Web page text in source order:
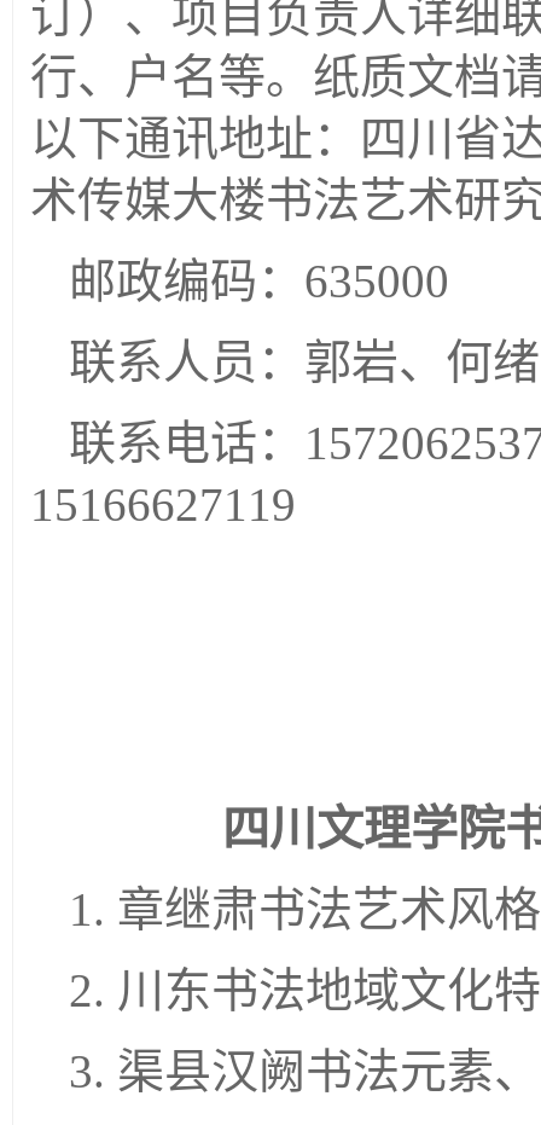
订）、项目负责人详细
行、户名等。纸质文档
以下通讯地址：四川省
术传媒大楼书法艺术研
邮政编码： 635000
联系人员：郭岩、何
联系电话：
15166627119
四川文理学院
1. 章继肃书法艺术风
2. 川东书法地域文化
3. 渠县汉阙书法元素